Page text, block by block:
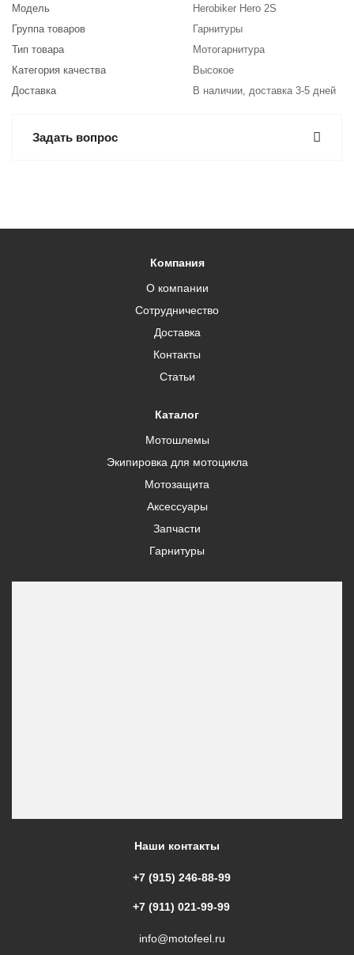
Модель
Herobiker Hero 2S
Группа товаров
Гарнитуры
Тип товара
Мотогарнитура
Категория качества
Высокое
Доставка
В наличии, доставка 3-5 дней
Задать вопрос
Компания
О компании
Сотрудничество
Доставка
Контакты
Статьи
Каталог
Мотошлемы
Экипировка для мотоцикла
Мотозащита
Аксессуары
Запчасти
Гарнитуры
Наши контакты
+7 (915) 246-88-99
+7 (911) 021-99-99
info@motofeel.ru